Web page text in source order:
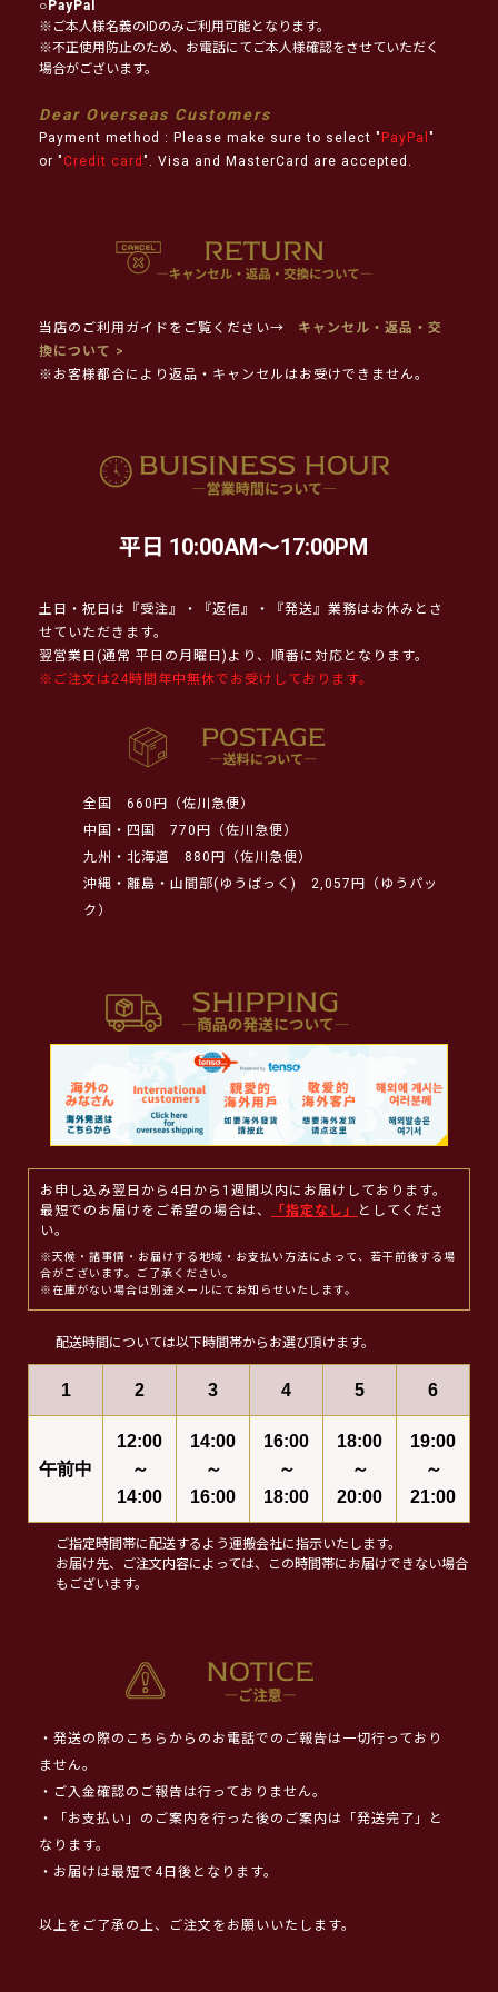
○ PayPal
※ご本人様名義のIDのみご利用可能となります。
※不正使用防止のため、お電話にてご本人様確認をさせていただく
場合がございます。
Dear Overseas Customers
Payment method : Please make sure to select " PayPal "
or " Credit card ". Visa and MasterCard are accepted.
当店のご利用ガイドをご覧ください→
キャンセル・返品・交
換について >
※お客様都合により返品・キャンセルはお受けできません。
平日 10:00AM～17:00PM
土日・祝日は『受注』・『返信』・『発送』業務はお休みとさ
せていただきます。
翌営業日(通常 平日の月曜日)より、順番に対応となります。
※ご注文は24時間年中無休でお受けしております。
全国
660円（佐川急便）
中国・四国
770円（佐川急便）
九州・北海道
880円（佐川急便）
沖縄・離島・山間部(ゆうぱっく)
2,057円（ゆうパッ
ク）
お申し込み翌日から4日から1週間以内にお届けしております。
最短でのお届けをご希望の場合は、
「指定なし」
としてくださ
い。
※天候・諸事情・お届けする地域・お支払い方法によって、若干前後する場
合がございます。ご了承ください。
※在庫がない場合は別途メールにてお知らせいたします。
配送時間については以下時間帯からお選び頂けます。
1 2 3 4 5 6
午前中
12:00
～
14:00
14:00
～
16:00
16:00
～
18:00
18:00
～
20:00
19:00
～
21:00
ご指定時間帯に配送するよう運搬会社に指示いたします。
お届け先、ご注文内容によっては、この時間帯にお届けできない場合
もございます。
・発送の際のこちらからのお電話でのご報告は一切行っており
ません。
・ご入金確認のご報告は行っておりません。
・「お支払い」のご案内を行った後のご案内は「発送完了」と
なります。
・お届けは最短で4日後となります。
以上をご了承の上、ご注文をお願いいたします。